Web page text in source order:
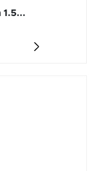
1.5...